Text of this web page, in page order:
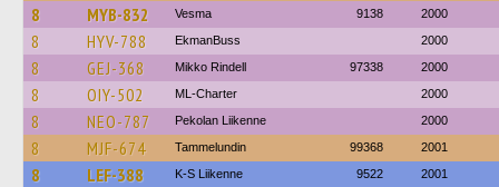
8 MYB-832 Vesma 9138 2000
8 HYV-788 EkmanBuss 2000
8 GEJ-368 Mikko Rindell 97338 2000
8 OIY-502 ML-Charter 2000
8 NEO-787 Pekolan Liikenne 2000
8 MJF-674 Tammelundin 99368 2001
8 LEF-388 K-S Liikenne 9522 2001